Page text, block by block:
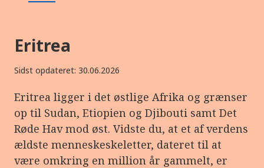
Eritrea
Sidst opdateret: 30.06.2026
Eritrea ligger i det østlige Afrika og grænser
op til Sudan, Etiopien og Djibouti samt Det
Røde Hav mod øst. Vidste du, at et af verdens
ældste menneskeskeletter, dateret til at
være omkring en million år gammelt, er